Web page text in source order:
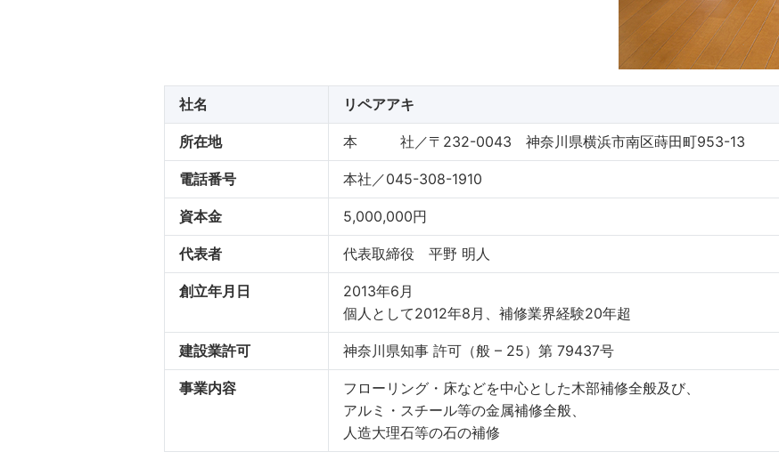
社名 リペアアキ
所在地 本 社／〒232-0043 神奈川県横浜市南区蒔田町953-13
電話番号 本社／045-308-1910
資本金 5,000,000円
代表者 代表取締役 平野 明人
創立年月日
2013年6月
個人として2012年8月、補修業界経験20年超
建設業許可 神奈川県知事 許可（般 – 25）第 79437号
事業内容
フローリング・床などを中心とした木部補修全般及び、
アルミ・スチール等の金属補修全般、
人造大理石等の石の補修